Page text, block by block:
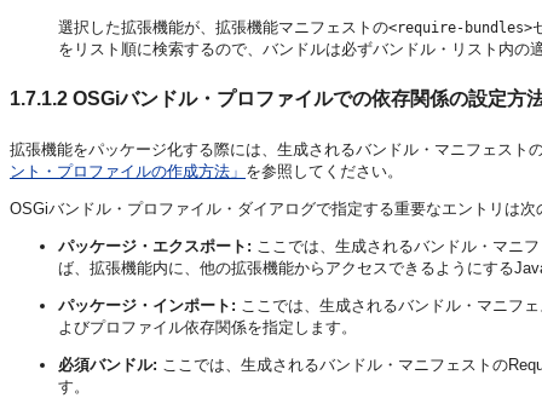
選択した拡張機能が、拡張機能マニフェストの<require-bundles>
をリスト順に検索するので、バンドルは必ずバンドル・リスト内の
1.7.1.2 OSGiバンドル・プロファイルでの依存関係の設定方
拡張機能をパッケージ化する際には、生成されるバンドル・マニフェス
ント・プロファイルの作成方法」 を参照してください。
OSGiバンドル・プロファイル・ダイアログで指定する重要なエントリは次
パッケージ・エクスポート: ここでは、生成されるバンドル・マニ
ば、拡張機能内に、他の拡張機能からアクセスできるようにする
パッケージ・インポート: ここでは、生成されるバンドル・マニフ
よびプロファイル依存関係を指定します。
必須バンドル: ここでは、生成されるバンドル・マニフェストの
す。